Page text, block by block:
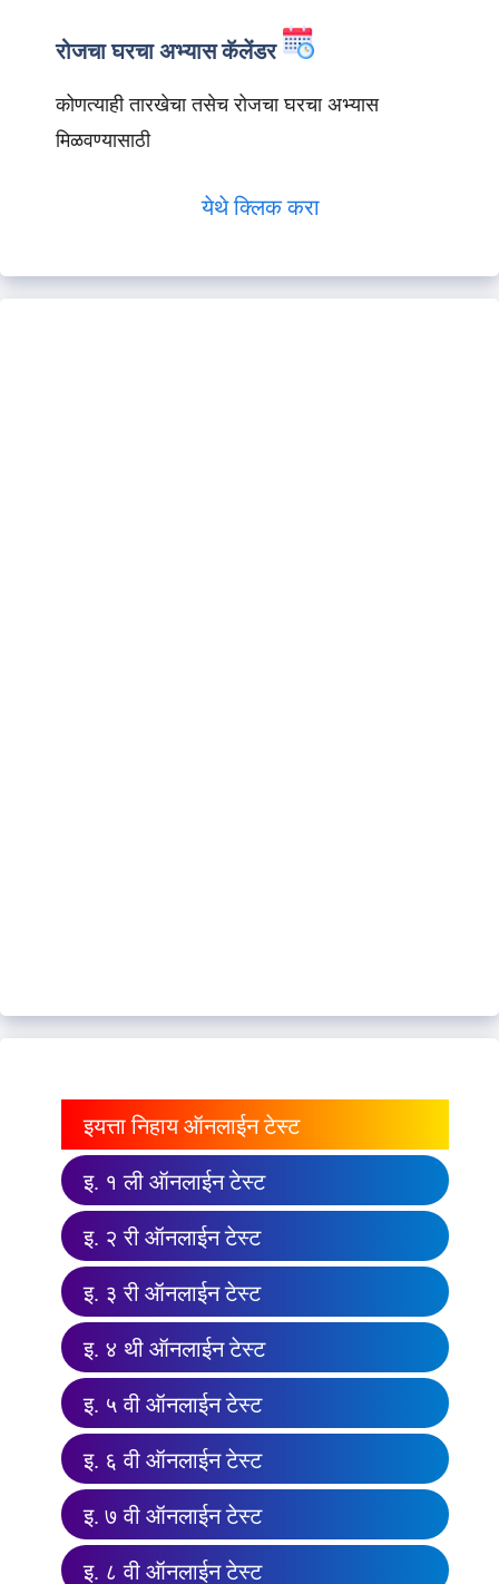
रोजचा घरचा अभ्यास कॅलेंडर
कोणत्याही तारखेचा तसेच रोजचा घरचा अभ्यास
मिळवण्यासाठी
येथे क्लिक करा
इयत्ता निहाय ऑनलाईन टेस्ट
इ. १ ली ऑनलाईन टेस्ट
इ. २ री ऑनलाईन टेस्ट
इ. ३ री ऑनलाईन टेस्ट
इ. ४ थी ऑनलाईन टेस्ट
इ. ५ वी ऑनलाईन टेस्ट
इ. ६ वी ऑनलाईन टेस्ट
इ. ७ वी ऑनलाईन टेस्ट
इ. ८ वी ऑनलाईन टेस्ट